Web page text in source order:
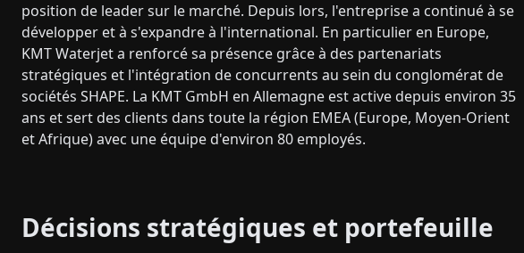
position de leader sur le marché. Depuis lors, l'entreprise a continué à se
développer et à s'expandre à l'international. En particulier en Europe,
KMT Waterjet a renforcé sa présence grâce à des partenariats
stratégiques et l'intégration de concurrents au sein du conglomérat de
sociétés SHAPE. La KMT GmbH en Allemagne est active depuis environ 35
ans et sert des clients dans toute la région EMEA (Europe, Moyen-Orient
et Afrique) avec une équipe d'environ 80 employés.
Décisions stratégiques et portefeuille